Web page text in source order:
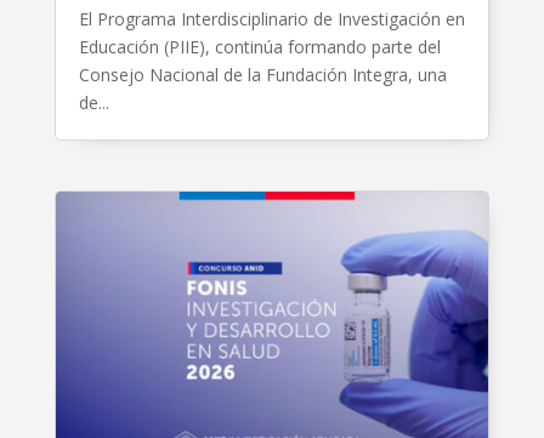
El Programa Interdisciplinario de Investigación en
Educación (PIIE), continúa formando parte del
Consejo Nacional de la Fundación Integra, una
de...